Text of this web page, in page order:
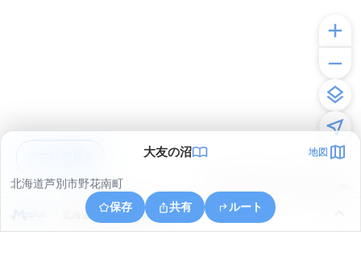
大友の沼 地図
北海道芦別市野花南町
保存
共有 ルート
北海道芦別市野花南町